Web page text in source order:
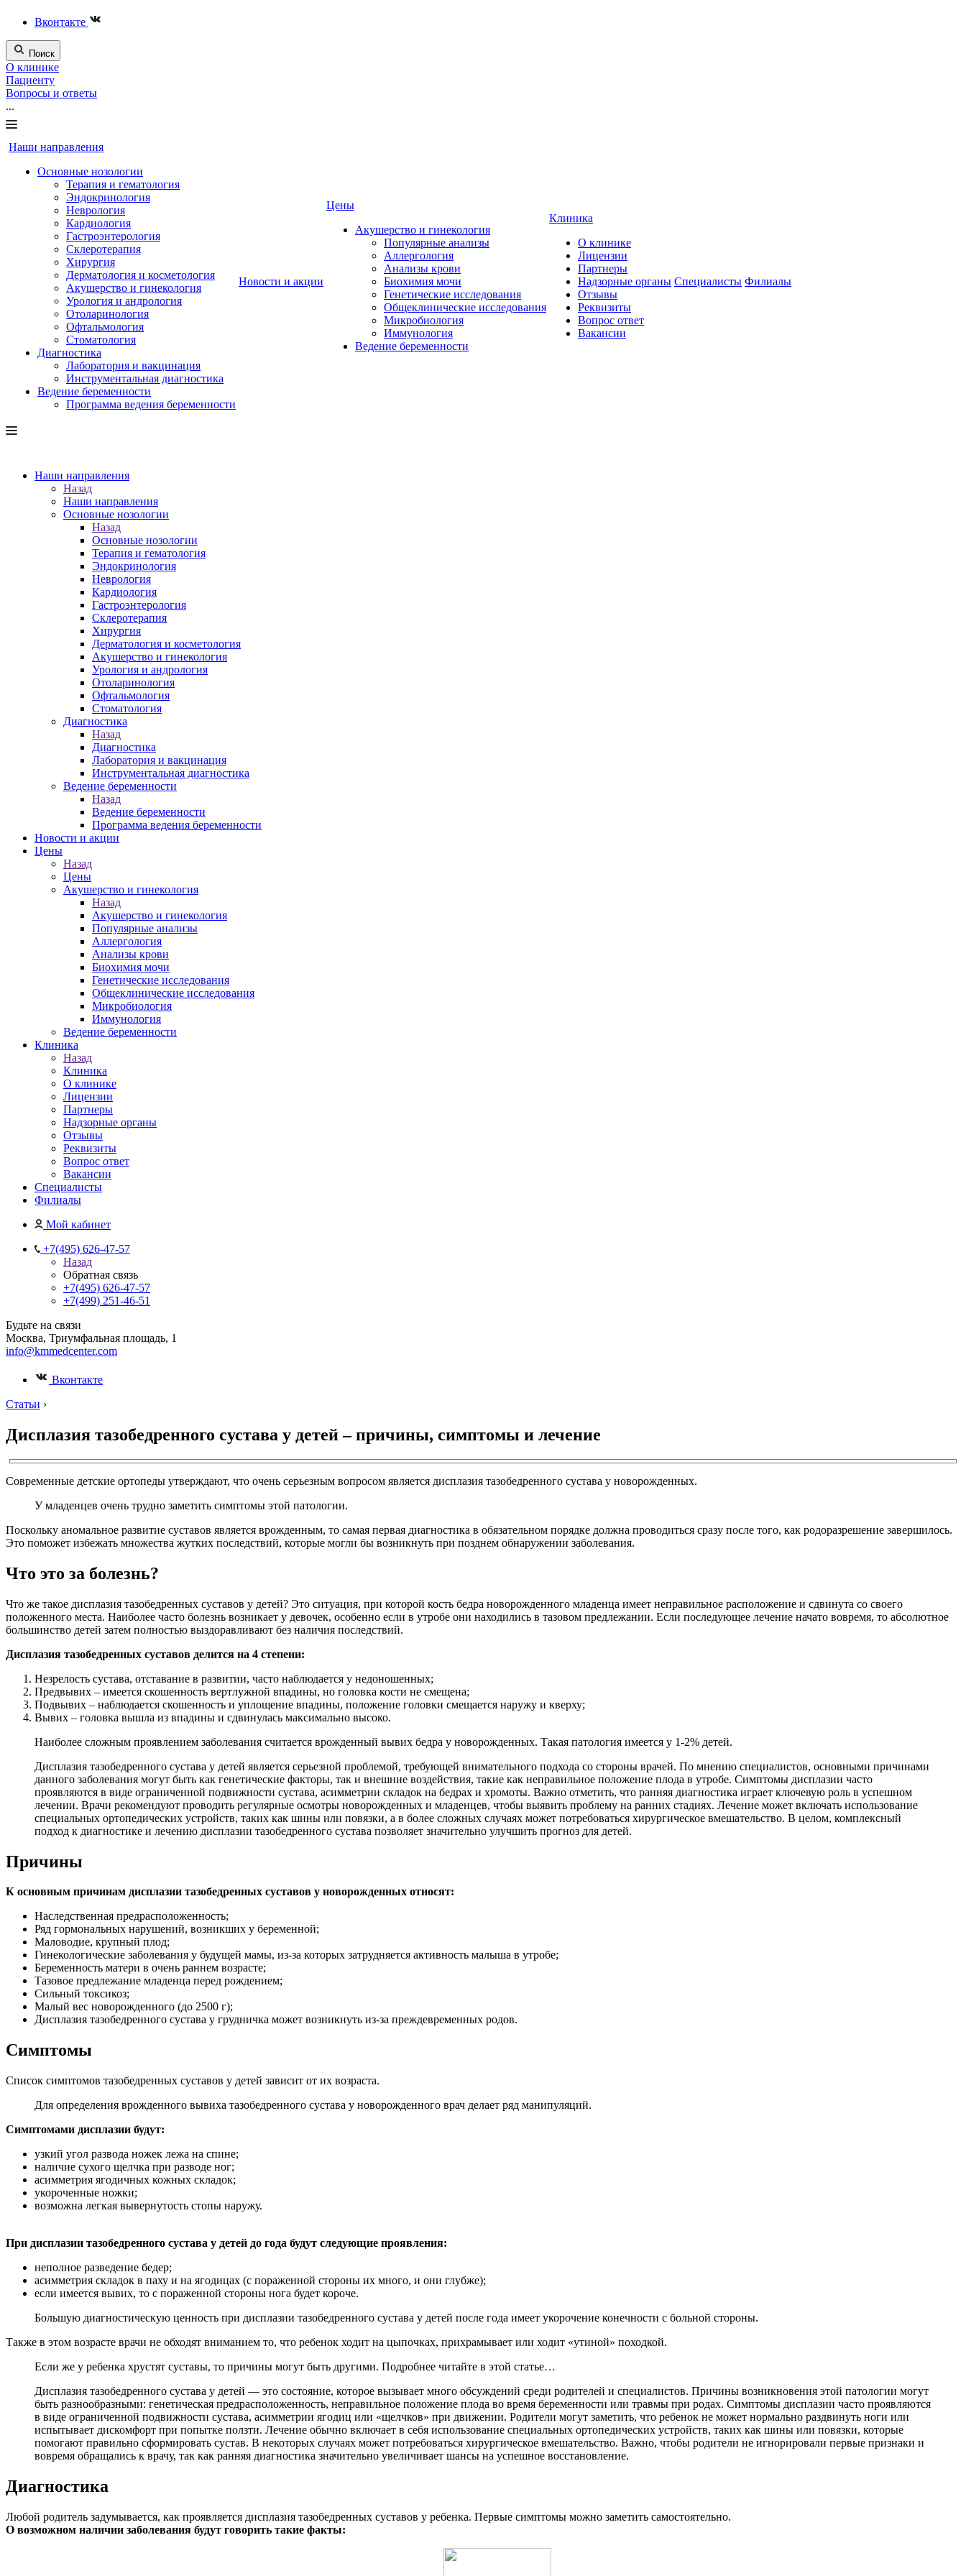
Вконтакте
Поиск
О клинике
Пациенту
Вопросы и ответы
...
Наши направления
Основные нозологии
Терапия и гематология
Эндокринология
Неврология
Кардиология
Гастроэнтерология
Склеротерапия
Хирургия
Дерматология и косметология
Акушерство и гинекология
Урология и андрология
Отоларинология
Офтальмология
Стоматология
Диагностика
Лаборатория и вакцинация
Инструментальная диагностика
Ведение беременности
Программа ведения беременности
Новости и акции
Цены
Акушерство и гинекология
Популярные анализы
Аллергология
Анализы крови
Биохимия мочи
Генетические исследования
Общеклинические исследования
Микробиология
Иммунология
Ведение беременности
Клиника
О клинике
Лицензии
Партнеры
Надзорные органы
Отзывы
Реквизиты
Вопрос ответ
Вакансии
Специалисты Филиалы
Наши направления
Назад
Наши направления
Основные нозологии
Назад
Основные нозологии
Терапия и гематология
Эндокринология
Неврология
Кардиология
Гастроэнтерология
Склеротерапия
Хирургия
Дерматология и косметология
Акушерство и гинекология
Урология и андрология
Отоларинология
Офтальмология
Стоматология
Диагностика
Назад
Диагностика
Лаборатория и вакцинация
Инструментальная диагностика
Ведение беременности
Назад
Ведение беременности
Программа ведения беременности
Новости и акции
Цены
Назад
Цены
Акушерство и гинекология
Назад
Акушерство и гинекология
Популярные анализы
Аллергология
Анализы крови
Биохимия мочи
Генетические исследования
Общеклинические исследования
Микробиология
Иммунология
Ведение беременности
Клиника
Назад
Клиника
О клинике
Лицензии
Партнеры
Надзорные органы
Отзывы
Реквизиты
Вопрос ответ
Вакансии
Специалисты
Филиалы
Мой кабинет
+7(495) 626-47-57
Назад
Обратная связь
+7(495) 626-47-57
+7(499) 251-46-51
Будьте на связи
Москва, Триумфальная площадь, 1
info@kmmedcenter.com
Вконтакте
Статьи ›
Дисплазия тазобедренного сустава у детей – причины, симптомы и лечение
Современные детские ортопеды утверждают, что очень серьезным вопросом является дисплазия тазобедренного сустава у новорожденных.
У младенцев очень трудно заметить симптомы этой патологии.
Поскольку аномальное развитие суставов является врожденным, то самая первая диагностика в обязательном порядке должна проводиться сразу после того, как родоразрешение завершилось.
Это поможет избежать множества жутких последствий, которые могли бы возникнуть при позднем обнаружении заболевания.
Что это за болезнь?
Что же такое дисплазия тазобедренных суставов у детей? Это ситуация, при которой кость бедра новорожденного младенца имеет неправильное расположение и сдвинута со своего
положенного места. Наиболее часто болезнь возникает у девочек, особенно если в утробе они находились в тазовом предлежании. Если последующее лечение начато вовремя, то абсолютное
большинство детей затем полностью выздоравливают без наличия последствий.
Дисплазия тазобедренных суставов делится на 4 степени:
Незрелость сустава, отставание в развитии, часто наблюдается у недоношенных;
Предвывих – имеется скошенность вертлужной впадины, но головка кости не смещена;
Подвывих – наблюдается скошенность и уплощение впадины, положение головки смещается наружу и кверху;
Вывих – головка вышла из впадины и сдвинулась максимально высоко.
Наиболее сложным проявлением заболевания считается врожденный вывих бедра у новорожденных. Такая патология имеется у 1-2% детей.
Дисплазия тазобедренного сустава у детей является серьезной проблемой, требующей внимательного подхода со стороны врачей. По мнению специалистов, основными причинами
данного заболевания могут быть как генетические факторы, так и внешние воздействия, такие как неправильное положение плода в утробе. Симптомы дисплазии часто
проявляются в виде ограниченной подвижности сустава, асимметрии складок на бедрах и хромоты. Важно отметить, что ранняя диагностика играет ключевую роль в успешном
лечении. Врачи рекомендуют проводить регулярные осмотры новорожденных и младенцев, чтобы выявить проблему на ранних стадиях. Лечение может включать использование
специальных ортопедических устройств, таких как шины или повязки, а в более сложных случаях может потребоваться хирургическое вмешательство. В целом, комплексный
подход к диагностике и лечению дисплазии тазобедренного сустава позволяет значительно улучшить прогноз для детей.
Причины
К основным причинам дисплазии тазобедренных суставов у новорожденных относят:
Наследственная предрасположенность;
Ряд гормональных нарушений, возникших у беременной;
Маловодие, крупный плод;
Гинекологические заболевания у будущей мамы, из-за которых затрудняется активность малыша в утробе;
Беременность матери в очень раннем возрасте;
Тазовое предлежание младенца перед рождением;
Сильный токсикоз;
Малый вес новорожденного (до 2500 г);
Дисплазия тазобедренного сустава у грудничка может возникнуть из-за преждевременных родов.
Симптомы
Список симптомов тазобедренных суставов у детей зависит от их возраста.
Для определения врожденного вывиха тазобедренного сустава у новорожденного врач делает ряд манипуляций.
Симптомами дисплазии будут:
узкий угол развода ножек лежа на спине;
наличие сухого щелчка при разводе ног;
асимметрия ягодичных кожных складок;
укороченные ножки;
возможна легкая вывернутость стопы наружу.
При дисплазии тазобедренного сустава у детей до года будут следующие проявления:
неполное разведение бедер;
асимметрия складок в паху и на ягодицах (с пораженной стороны их много, и они глубже);
если имеется вывих, то с пораженной стороны нога будет короче.
Большую диагностическую ценность при дисплазии тазобедренного сустава у детей после года имеет укорочение конечности с больной стороны.
Также в этом возрасте врачи не обходят вниманием то, что ребенок ходит на цыпочках, прихрамывает или ходит «утиной» походкой.
Если же у ребенка хрустят суставы, то причины могут быть другими. Подробнее читайте в этой статье…
Дисплазия тазобедренного сустава у детей — это состояние, которое вызывает много обсуждений среди родителей и специалистов. Причины возникновения этой патологии могут
быть разнообразными: генетическая предрасположенность, неправильное положение плода во время беременности или травмы при родах. Симптомы дисплазии часто проявляются
в виде ограниченной подвижности сустава, асимметрии ягодиц или «щелчков» при движении. Родители могут заметить, что ребенок не может нормально раздвинуть ноги или
испытывает дискомфорт при попытке ползти. Лечение обычно включает в себя использование специальных ортопедических устройств, таких как шины или повязки, которые
помогают правильно сформировать сустав. В некоторых случаях может потребоваться хирургическое вмешательство. Важно, чтобы родители не игнорировали первые признаки и
вовремя обращались к врачу, так как ранняя диагностика значительно увеличивает шансы на успешное восстановление.
Диагностика
Любой родитель задумывается, как проявляется дисплазия тазобедренных суставов у ребенка. Первые симптомы можно заметить самостоятельно.
О возможном наличии заболевания будут говорить такие факты: